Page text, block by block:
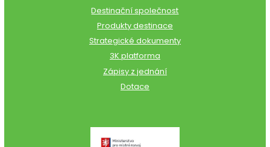
Destinační společnost
Produkty destinace
Strategické dokumenty
3K platforma
Zápisy z jednání
Dotace